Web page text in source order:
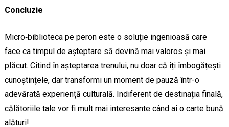
Concluzie
Micro‑biblioteca pe peron este o soluție ingenioasă care
face ca timpul de așteptare să devină mai valoros și mai
plăcut. Citind în așteptarea trenului, nu doar că îți îmbogățești
cunoștințele, dar transformi un moment de pauză într-o
adevărată experiență culturală. Indiferent de destinația finală,
călătoriile tale vor fi mult mai interesante când ai o carte bună
alături!